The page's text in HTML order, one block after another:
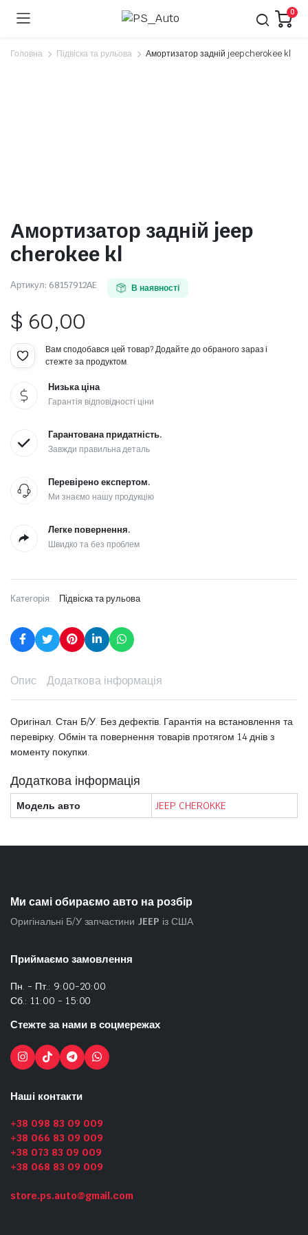
0
Головна Підвіска та рульова Амортизатор задній jeep cherokee kl
Амортизатор задній jeep
cherokee kl
Артикул: 68157912AE В наявності
$ 60,00
Вам сподобався цей товар? Додайте до обраного зараз і
стежте за продуктом.
Низька ціна
Гарантія відповідності ціни
Гарантована придатність.
Завжди правильна деталь
Перевірено експертом.
Ми знаємо нашу продукцію
Легке повернення.
Швидко та без проблем
Категорія: Підвіска та рульова
Опис Додаткова інформація
Оригінал. Стан Б/У. Без дефектів. Гарантія на встановлення та
перевірку. Обмін та повернення товарів протягом 14 днів з
моменту покупки.
Додаткова інформація
Модель авто JEEP CHEROKKE
Ми самі обираємо авто на розбір
Оригінальні Б/У запчастини JEEP із США
Приймаємо замовлення
Пн. - Пт.: 9:00-20:00
Сб.: 11:00 - 15:00
Стежте за нами в соцмережах
Наші контакти
+38 098 83 09 009
+38 066 83 09 009
+38 073 83 09 009
+38 068 83 09 009
store.ps.auto@gmail.com